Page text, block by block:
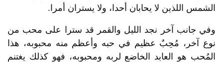
الشمس اللذين لا يحابان أحدا، ولا يستران أمرا.
وفي جانب آخر نجد الليل والقمر قد سترا على محب من
نوع آخر، مُحِبٌ عظيم في حبه وأعظم منه محبوبه، هذا
المُحب هو العابد الخاضع لربه ومحبوبه، فهو كذلك يغتنم